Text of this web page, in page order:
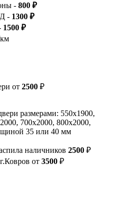
- 800 ₽
- 1300 ₽
1500 ₽
от 2500 ₽
размерами: 550х1900,
700х2000, 800х2000,
35 или 40 мм
наличников 2500 ₽
от 3500 ₽